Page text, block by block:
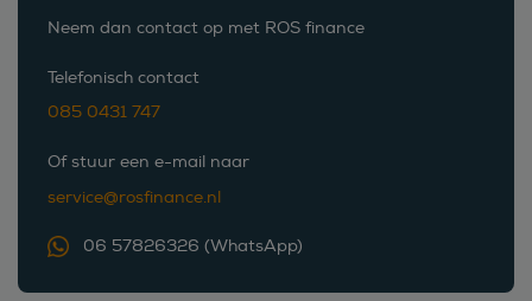
Neem dan contact op met ROS finance
Telefonisch contact
085 0431 747
Of stuur een e-mail naar
service@rosfinance.nl
06 57826326 (WhatsApp)